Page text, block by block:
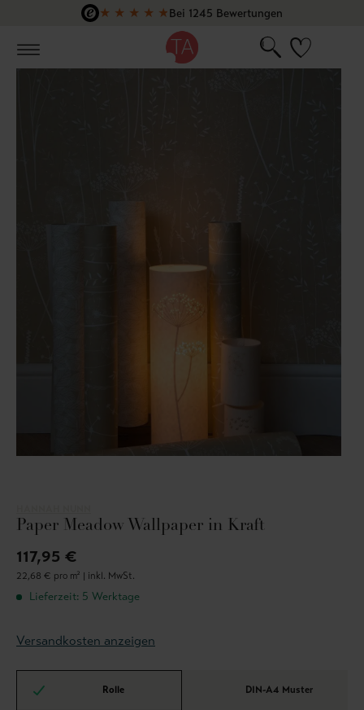
Zum Hauptinhalt springen
★ ★ ★ ★ ★Bei 1245 Bewertungen
Paper Meadow Wallpaper in Kraft
117,95 €
22,68 € pro m² | inkl. MwSt.
Lieferzeit: 5 Werktage
Versandkosten anzeigen
Rolle DIN-A4 Muster